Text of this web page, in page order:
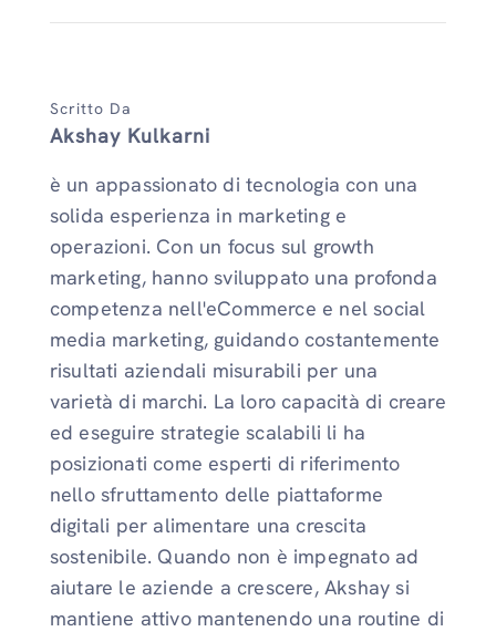
Scritto Da
Akshay Kulkarni
è un appassionato di tecnologia con una
solida esperienza in marketing e
operazioni. Con un focus sul growth
marketing, hanno sviluppato una profonda
competenza nell'eCommerce e nel social
media marketing, guidando costantemente
risultati aziendali misurabili per una
varietà di marchi. La loro capacità di creare
ed eseguire strategie scalabili li ha
posizionati come esperti di riferimento
nello sfruttamento delle piattaforme
digitali per alimentare una crescita
sostenibile. Quando non è impegnato ad
aiutare le aziende a crescere, Akshay si
mantiene attivo mantenendo una routine di